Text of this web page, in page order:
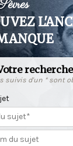
recherche
suivis d'un * sont